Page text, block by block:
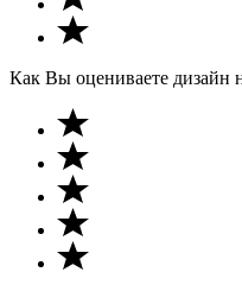
Как Вы оцениваете дизайн